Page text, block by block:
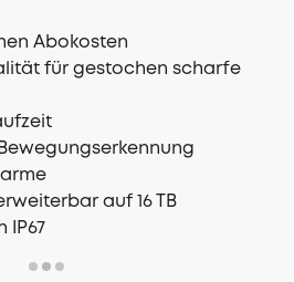
Abokosten
für gestochen scharfe
auf 16 TB
IP67